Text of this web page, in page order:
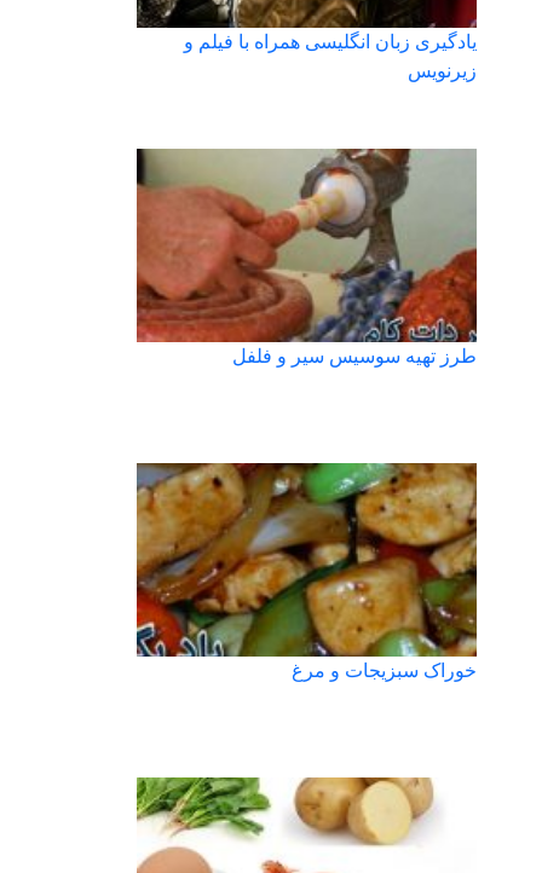
یادگیری زبان انگلیسی همراه با فیلم و
زیرنویس
طرز تهیه سوسیس سیر و فلفل
خوراک سبزیجات و مرغ